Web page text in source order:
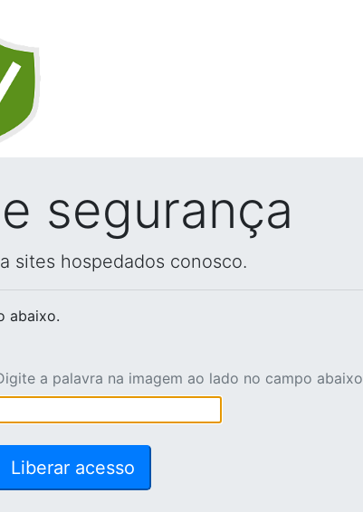
segurança
sites hospedados conosco.
abaixo.
a palavra na imagem ao lado no campo abaixo